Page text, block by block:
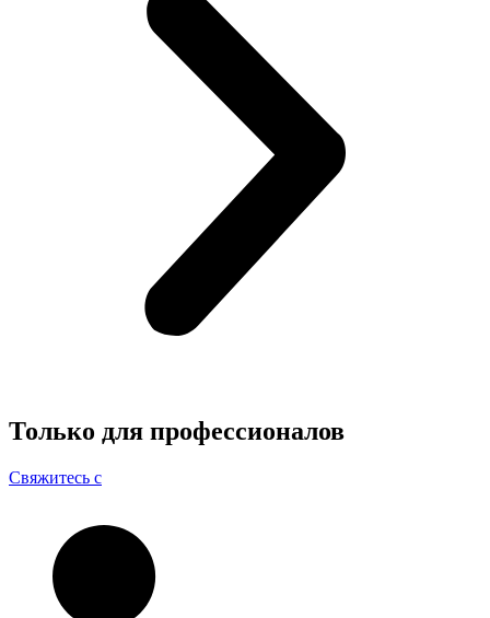
Только для профессионалов
Свяжитесь с